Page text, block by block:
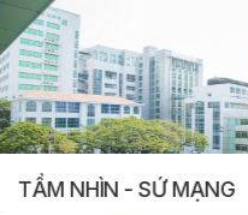
CƠ SỞ VẬT CHẤT